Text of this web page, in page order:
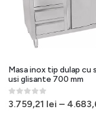
Masa inox tip dulap cu
usi glisante 700 mm
0out of 5
3.759,21 lei –